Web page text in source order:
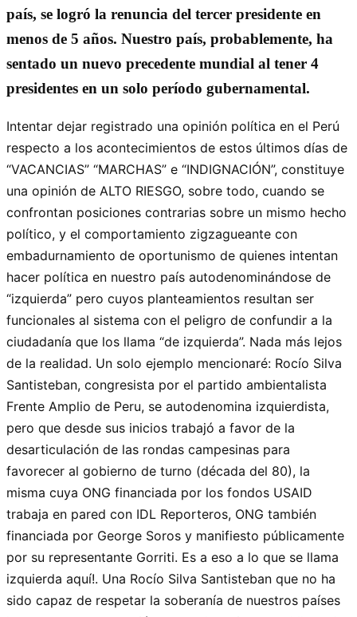
país, se logró la renuncia del tercer presidente en
menos de 5 años. Nuestro país, probablemente, ha
sentado un nuevo precedente mundial al tener 4
presidentes en un solo período gubernamental.
Intentar dejar registrado una opinión política en el Perú
respecto a los acontecimientos de estos últimos días de
“VACANCIAS” “MARCHAS” e “INDIGNACIÓN”, constituye
una opinión de ALTO RIESGO, sobre todo, cuando se
confrontan posiciones contrarias sobre un mismo hecho
político, y el comportamiento zigzagueante con
embadurnamiento de oportunismo de quienes intentan
hacer política en nuestro país autodenominándose de
“izquierda” pero cuyos planteamientos resultan ser
funcionales al sistema con el peligro de confundir a la
ciudadanía que los llama “de izquierda”. Nada más lejos
de la realidad. Un solo ejemplo mencionaré: Rocío Silva
Santisteban, congresista por el partido ambientalista
Frente Amplio de Peru, se autodenomina izquierdista,
pero que desde sus inicios trabajó a favor de la
desarticulación de las rondas campesinas para
favorecer al gobierno de turno (década del 80), la
misma cuya ONG financiada por los fondos USAID
trabaja en pared con IDL Reporteros, ONG también
financiada por George Soros y manifiesto públicamente
por su representante Gorriti. Es a eso a lo que se llama
izquierda aquí!. Una Rocío Silva Santisteban que no ha
sido capaz de respetar la soberanía de nuestros países